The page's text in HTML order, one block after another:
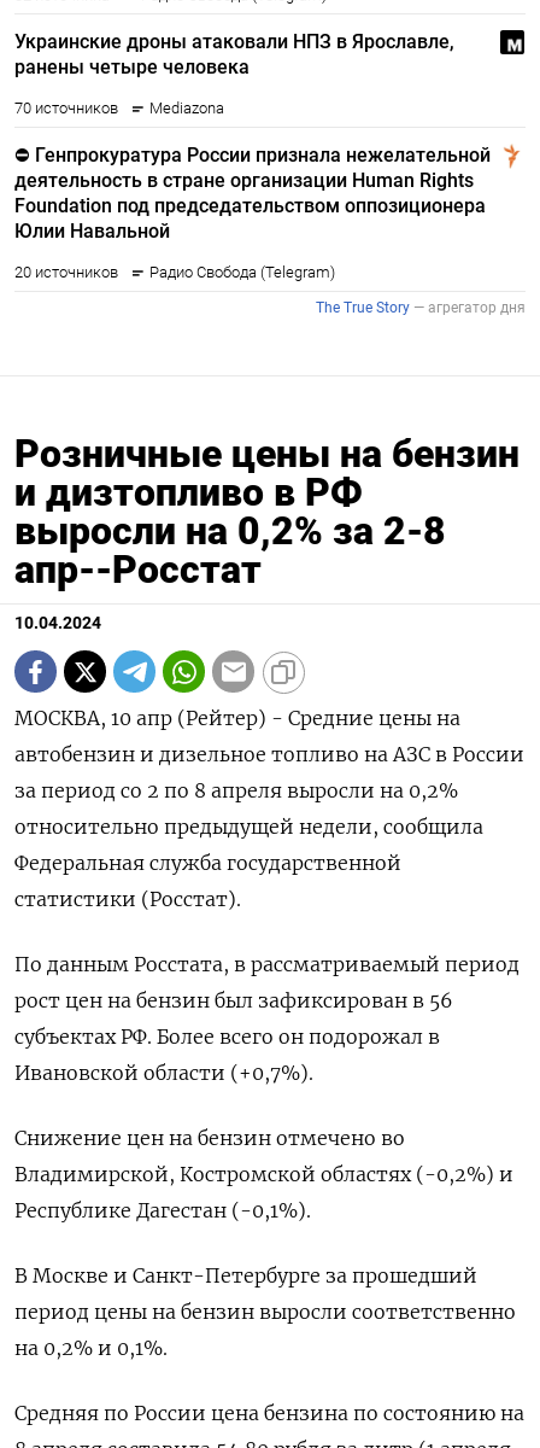
Розничные цены на бензин
и дизтопливо в РФ
выросли на 0,2% за 2-8
апр--Росстат
10.04.2024
МОСКВА, 10 апр (Рейтер) - Средние цены на
автобензин и дизельное топливо на АЗС в России
за период со 2 по 8 апреля выросли на 0,2%
относительно предыдущей недели, сообщила
Федеральная служба государственной
статистики (Росстат).
По данным Росстата, в рассматриваемый период
рост цен на бензин был зафиксирован в 56
субъектах РФ. Более всего он подорожал в
Ивановской области (+0,7%).
Снижение цен на бензин отмечено во
Владимирской, Костромской областях (-0,2%) и
Республике Дагестан (-0,1%).
В Москве и Санкт-Петербурге за прошедший
период цены на бензин выросли соответственно
на 0,2% и 0,1%.
Средняя по России цена бензина по состоянию на